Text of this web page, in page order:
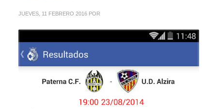
JUEVES, 11 FEBRERO 2016 POR